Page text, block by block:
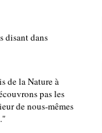
disant dans
de la Nature à
pas les
de nous-mêmes